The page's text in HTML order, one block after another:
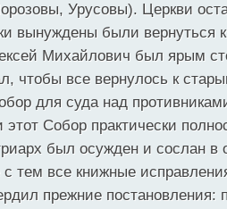
Урусовы). Церкви
вынуждены были вернуться
Михайлович был ярым
чтобы все вернулось к
для суда над
Собор практически
был осужден и сослан в
тем все книжные
прежние постановления: